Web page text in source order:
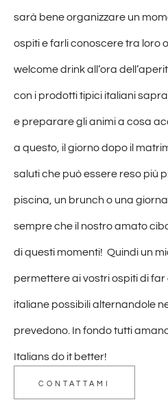
sarà bene organizzare un
ospiti e farli conoscere tra loro
welcome drink all’ora
con i prodotti tipici italiani
e preparare gli animi a cosa
a questo, il giorno dopo il
saluti che può essere reso più
piscina, un brunch o una
sempre che il nostro amato
di questi momenti! Quindi un
permettere ai vostri ospiti di
italiane possibili alternandole
prevedono. In fondo tutti
Italians do it better!
CONTATTAMI